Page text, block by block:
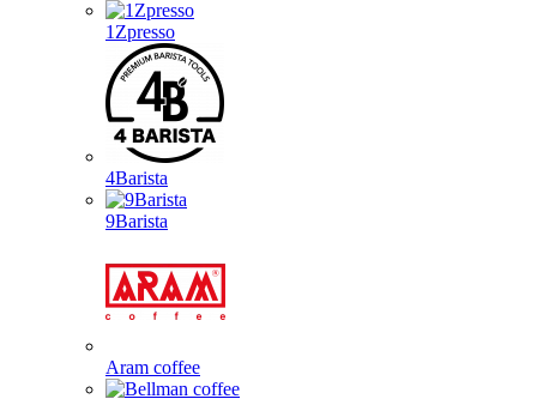
1Zpresso
4Barista
9Barista
Aram coffee